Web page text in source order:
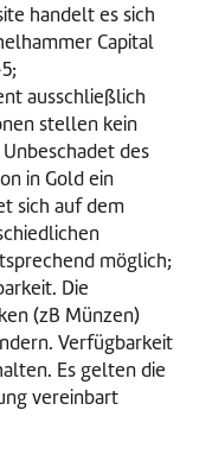
handelt es sich
Capital
ausschließlich
stellen kein
des
in Gold ein
sich auf dem
möglich;
Die
(zB Münzen)
Verfügbarkeit
Es gelten die
vereinbart